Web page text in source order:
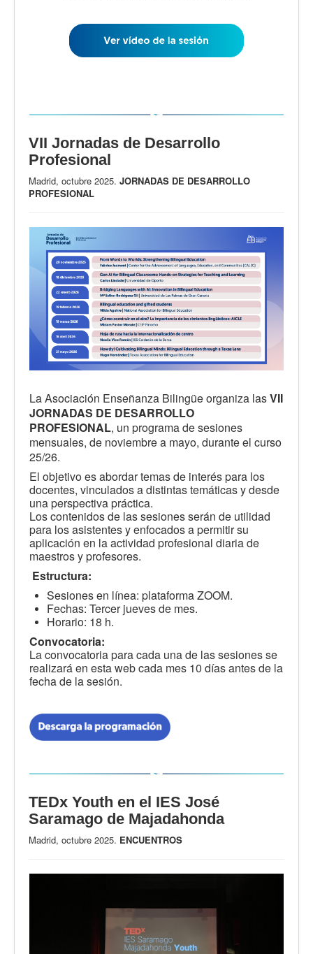
VII Jornadas de Desarrollo
Profesional
Madrid, octubre 2025. JORNADAS DE DESARROLLO
PROFESIONAL
La Asociación Enseñanza Bilingüe organiza lasVII
JORNADAS DE DESARROLLO
PROFESIONAL, un programa de sesiones
mensuales, de noviembre a mayo, durante el curso
25/26.
El objetivo es abordar temas de interés para los
docentes, vinculados a distintas temáticas y desde
una perspectiva práctica.
Los contenidos de las sesiones serán de utilidad
para los asistentes y enfocados a permitir su
aplicación en la actividad profesional diaria de
maestros y profesores.
Estructura:
Sesiones en línea: plataforma ZOOM.
Fechas: Tercer jueves de mes.
Horario: 18 h.
Convocatoria:
La convocatoria para cada una de las sesiones se
realizará en esta web cada mes 10 días antes de la
fecha de la sesión.
TEDx Youth en el IES José
Saramago de Majadahonda
Madrid, octubre 2025. ENCUENTROS